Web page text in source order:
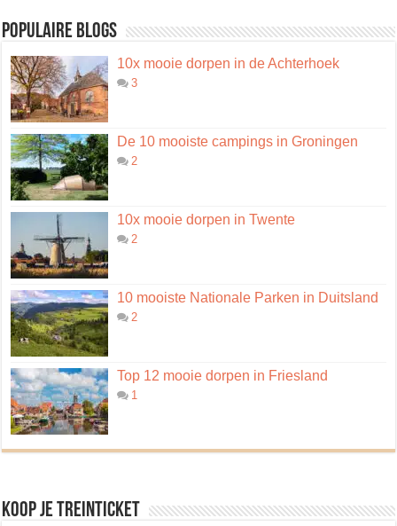
Populaire blogs
10x mooie dorpen in de Achterhoek
3
De 10 mooiste campings in Groningen
2
10x mooie dorpen in Twente
2
10 mooiste Nationale Parken in Duitsland
2
Top 12 mooie dorpen in Friesland
1
Koop je treinticket